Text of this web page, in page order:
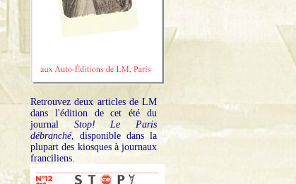
Retrouvez deux articles de LM
dans l'édition de cet été du
journal Stop! Le Paris
débranché, disponible dans la
plupart des kiosques à journaux
franciliens.